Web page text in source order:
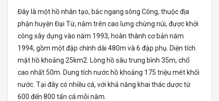
Đây là một hồ nhân tạo, bắc ngang sông Công, thuộc địa
phận huyện Đại Từ, nằm trên cao lưng chừng núi, được khởi
công xây dựng vào năm 1993, hoàn thành cơ bản năm
1994, gồm một đập chính dài 480m và 6 đập phụ. Diện tích
mặt hồ khoảng 25km2. Lòng hồ sâu trung bình 35m, chổ
cao nhất 50m. Dung tích nước hồ khoảng 175 triệu mét khối
nước. Tại đây có nhiều cá, với khả năng khai thác dược từ
600 đến 800 tấn cá mỗi năm.